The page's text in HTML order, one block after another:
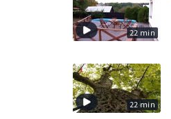
22 min
22 min